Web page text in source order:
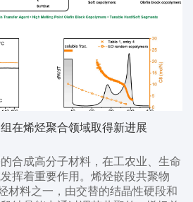
在烯烃聚合领域取得新进展
合成高分子材料，在工农业、生命
挥着重要作用。烯烃嵌段共聚物
材料之一，由交替的结晶性硬段和